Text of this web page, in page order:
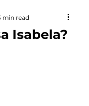
Isabela?
min read